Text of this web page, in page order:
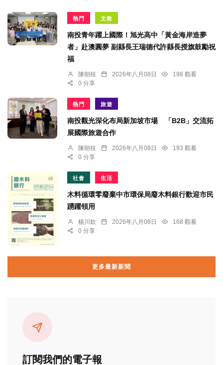
熱門 文教
南投青年躍上國際！旭光高中「黃金海岸造夢
者」赴澳圓夢 副縣長王瑞德代許縣長授旗鼓勵祝
福
陳朝枝 2026年八月08日
198 觀看
0 分享
熱門 旅遊
南投觀光深化布局新加坡市場 「B2B」交流拓
展國際旅遊合作
陳朝枝 2026年八月08日
193 觀看
0 分享
社會 生活
木料循環零廢棄中市環保局廢木料銀行歡迎市民
踴躍領用
楊川欽 2026年八月08日
168 觀看
0 分享
更多最新新聞
訂閱我們的電子報